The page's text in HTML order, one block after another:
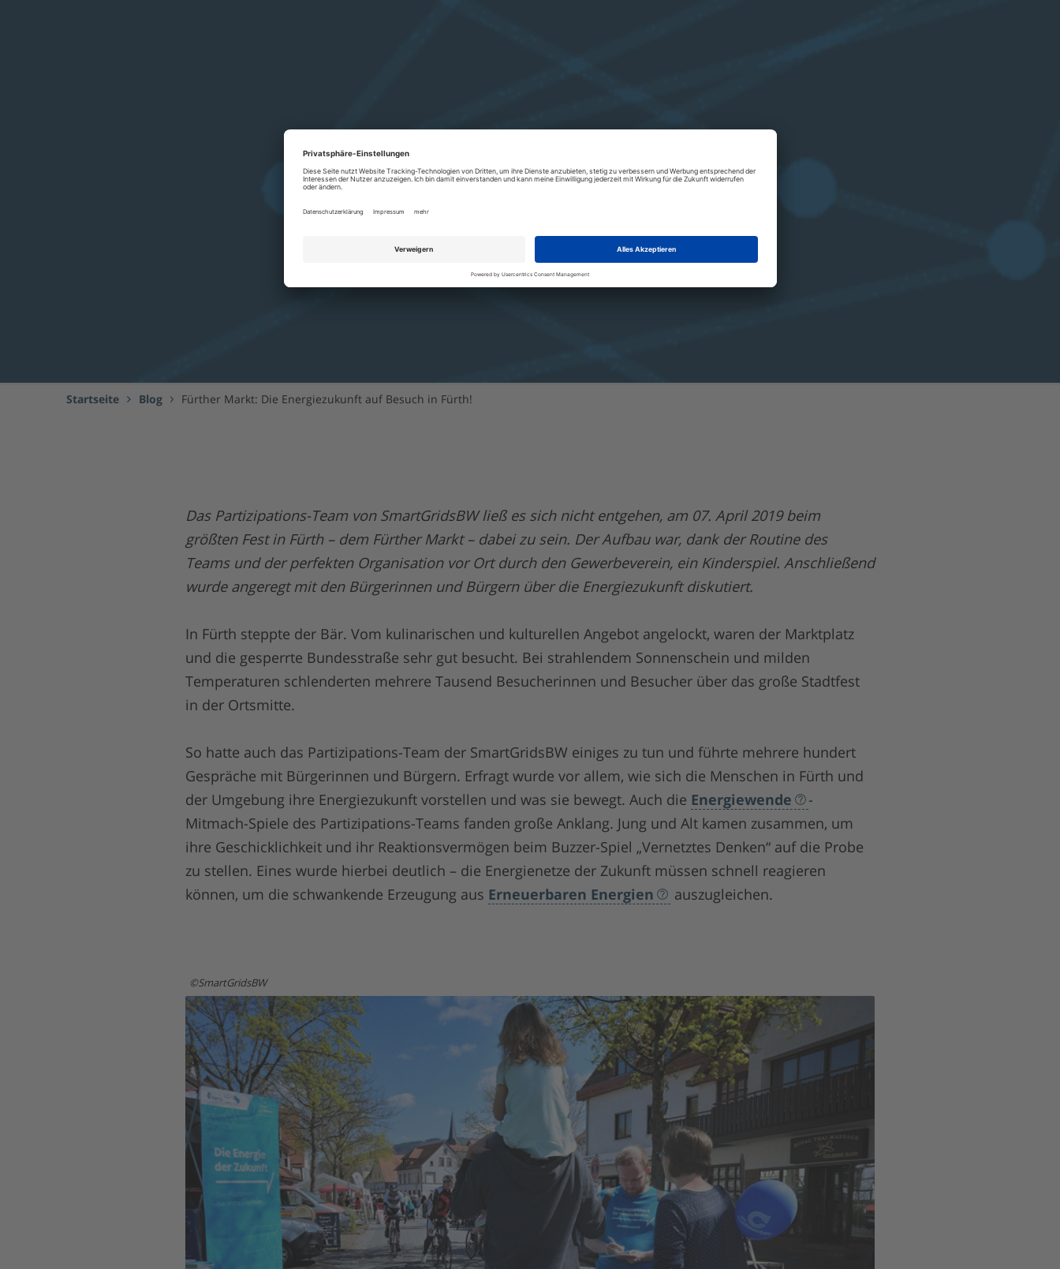
Startseite Blog Fürther Markt: Die Energiezukunft auf Besuch in Fürth!
Das Partizipations-Team von SmartGridsBW ließ es sich nicht entgehen, am 07. April 2019 beim
größten Fest in Fürth – dem Fürther Markt – dabei zu sein. Der Aufbau war, dank der Routine des
Teams und der perfekten Organisation vor Ort durch den Gewerbeverein, ein Kinderspiel. Anschließend
wurde angeregt mit den Bürgerinnen und Bürgern über die Energiezukunft diskutiert.
In Fürth steppte der Bär. Vom kulinarischen und kulturellen Angebot angelockt, waren der Marktplatz
und die gesperrte Bundesstraße sehr gut besucht. Bei strahlendem Sonnenschein und milden
Temperaturen schlenderten mehrere Tausend Besucherinnen und Besucher über das große Stadtfest
in der Ortsmitte.
So hatte auch das Partizipations-Team der SmartGridsBW einiges zu tun und führte mehrere hundert
Gespräche mit Bürgerinnen und Bürgern. Erfragt wurde vor allem, wie sich die Menschen in Fürth und
der Umgebung ihre Energiezukunft vorstellen und was sie bewegt. Auch die Energiewende
-
Mitmach-Spiele des Partizipations-Teams fanden große Anklang. Jung und Alt kamen zusammen, um
ihre Geschicklichkeit und ihr Reaktionsvermögen beim Buzzer-Spiel „Vernetztes Denken“ auf die Probe
zu stellen. Eines wurde hierbei deutlich – die Energienetze der Zukunft müssen schnell reagieren
können, um die schwankende Erzeugung aus Erneuerbaren Energien auszugleichen.
SmartGridsBW